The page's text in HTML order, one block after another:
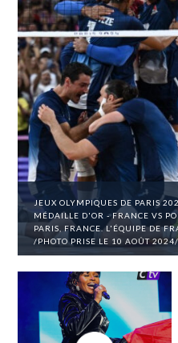
JEUX OLYMPIQUES DE PARIS
MÉDAILLE D'OR - FRANCE VS
PARIS, FRANCE. L'ÉQUIPE DE
/PHOTO PRISE LE 10 AOÛT